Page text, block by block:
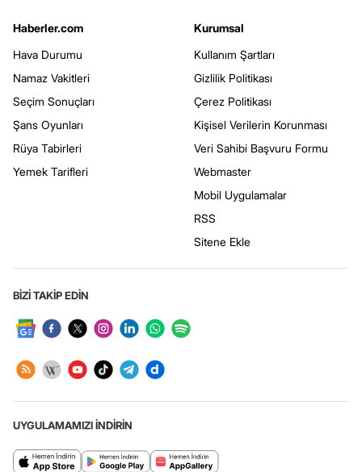
Haberler.com
Hava Durumu
Namaz Vakitleri
Seçim Sonuçları
Şans Oyunları
Rüya Tabirleri
Yemek Tarifleri
Kurumsal
Kullanım Şartları
Gizlilik Politikası
Çerez Politikası
Kişisel Verilerin Korunması
Veri Sahibi Başvuru Formu
Webmaster
Mobil Uygulamalar
RSS
Sitene Ekle
BİZİ TAKİP EDİN
UYGULAMAMIZI İNDİRİN